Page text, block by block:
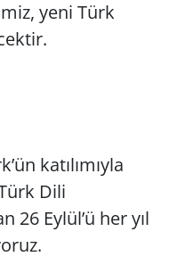
yeni Türk
katılımıyla
Dili
26 Eylül’ü her yıl